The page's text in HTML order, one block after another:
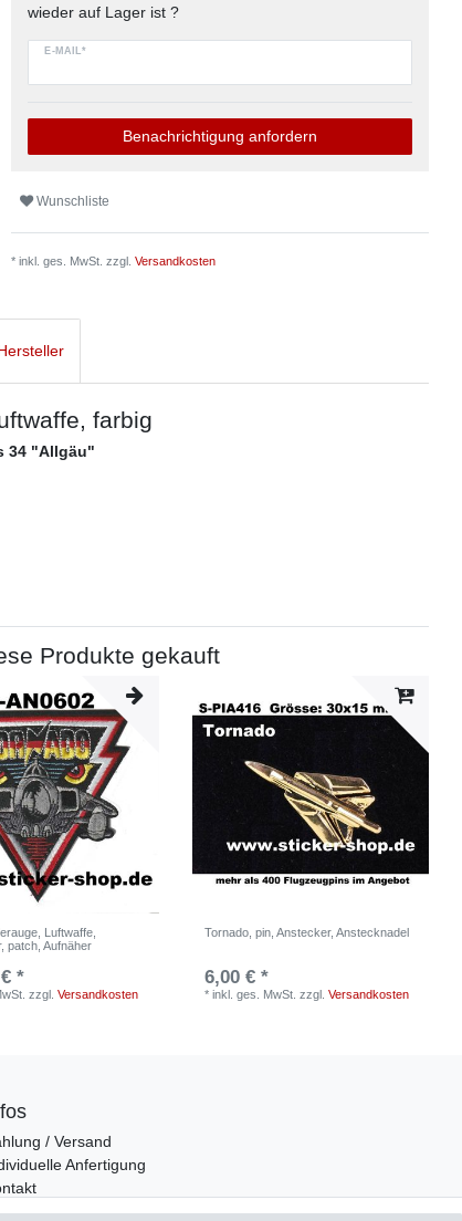
wieder auf Lager ist ?
E-MAIL*
Benachrichtigung anfordern
Wunschliste
* inkl. ges. MwSt. zzgl.Versandkosten
farbig
34 "Allgäu"
Produkte gekauft
Luftwaffe,
patch, Aufnäher
*
zzgl.Versandkosten
Tornado, pin, Anstecker, Anstecknadel
6,00 € *
* inkl. ges. MwSt. zzgl. Versandkosten
/ Versand
Anfertigung